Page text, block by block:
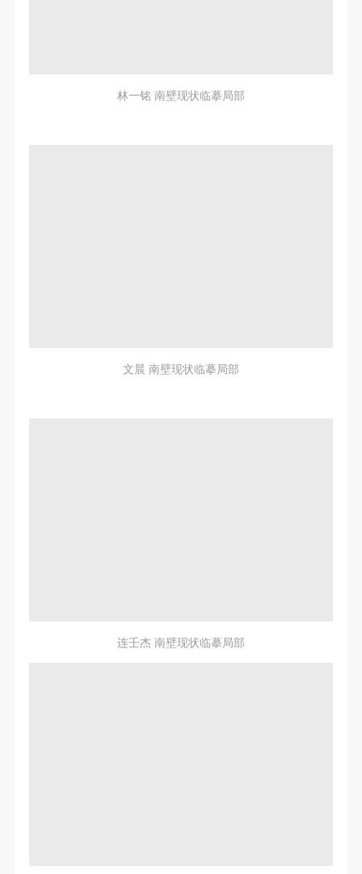
林一铭 南壁现状临摹局部
文晨 南壁现状临摹局部
连壬杰 南壁现状临摹局部